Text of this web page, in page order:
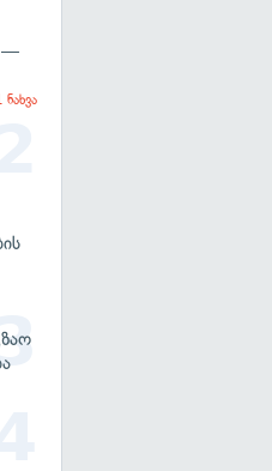
—
ნახვა